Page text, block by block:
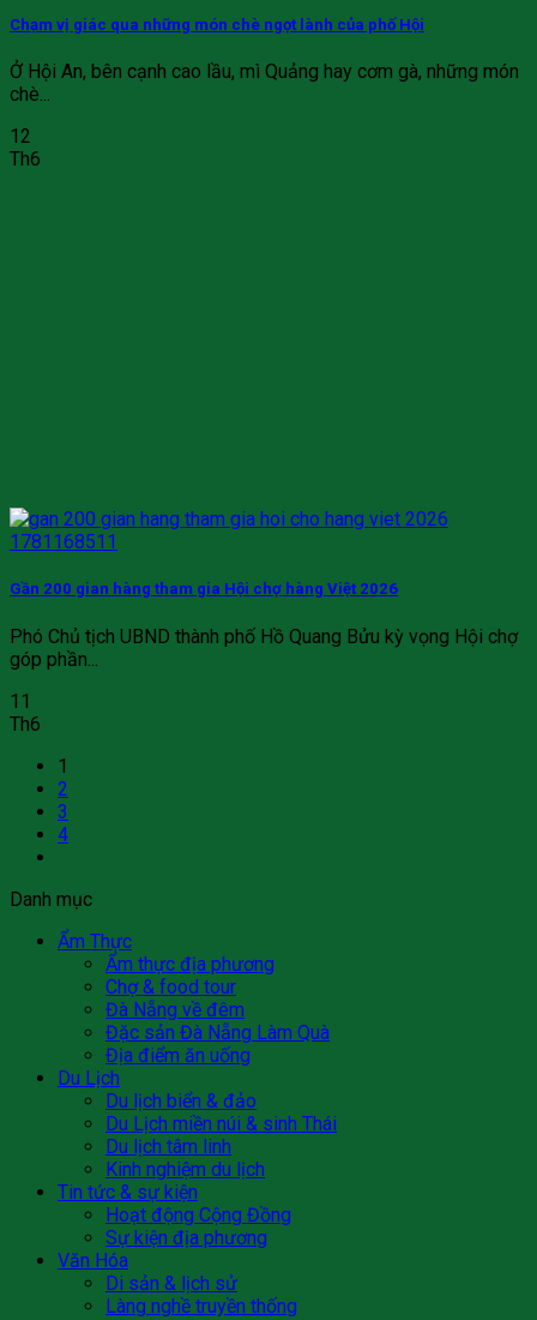
Chạm vị giác qua những món chè ngọt lành của phố Hội
Ở Hội An, bên cạnh cao lầu, mì Quảng hay cơm gà, những món
chè...
12
Th6
Gần 200 gian hàng tham gia Hội chợ hàng Việt 2026
Phó Chủ tịch UBND thành phố Hồ Quang Bửu kỳ vọng Hội chợ
góp phần...
11
Th6
1
2
3
4
Danh mục
Ẩm Thực
Ẩm thực địa phương
Chợ & food tour
Đà Nẵng về đêm
Đặc sản Đà Nẵng Làm Quà
Địa điểm ăn uống
Du Lịch
Du lịch biển & đảo
Du Lịch miền núi & sinh Thái
Du lịch tâm linh
Kinh nghiệm du lịch
Tin tức & sự kiện
Hoạt động Cộng Đồng
Sự kiện địa phương
Văn Hóa
Di sản & lịch sử
Làng nghề truyền thống